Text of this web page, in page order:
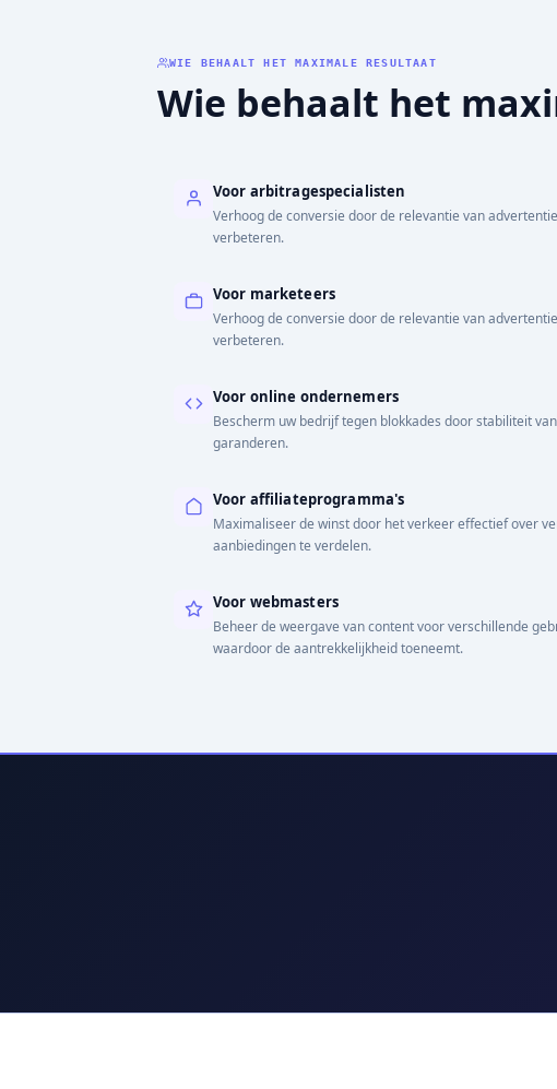
WIE BEHAALT HET MAXIMALE RESULTAAT
Wie behaalt het
Voor arbitragespecialisten
Verhoog de conversie door de relevantie van
verbeteren.
Voor marketeers
Verhoog de conversie door de relevantie van
verbeteren.
Voor online ondernemers
Bescherm uw bedrijf tegen blokkades door stabiliteit
garanderen.
Voor affiliateprogramma's
Maximaliseer de winst door het verkeer effectief over
aanbiedingen te verdelen.
Voor webmasters
Beheer de weergave van content voor verschillende
waardoor de aantrekkelijkheid toeneemt.